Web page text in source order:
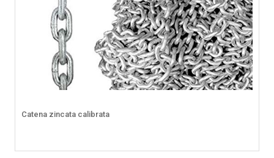
Catena zincata calibrata